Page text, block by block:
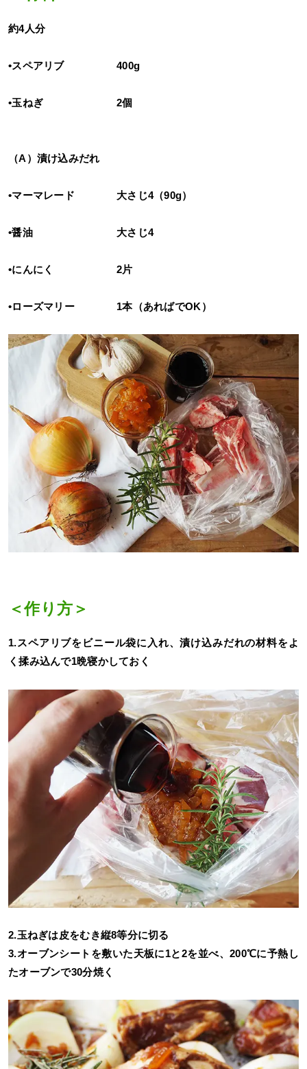
約4人分
•スペアリブ 400g
•玉ねぎ 2個
（A）漬け込みだれ
•マーマレード 大さじ4（90g）
•醤油 大さじ4
•にんにく 2片
•ローズマリー 1本（あればでOK）
＜作り方＞
1.スペアリブをビニール袋に入れ、漬け込みだれの材料をよ
く揉み込んで1晩寝かしておく
2.玉ねぎは皮をむき縦8等分に切る
3.オーブンシートを敷いた天板に1と2を並べ、200℃に予熱し
たオーブンで30分焼く